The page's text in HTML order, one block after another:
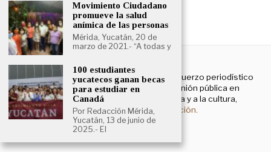
NOSOTROS
El Cronista Yucatán es un esfuerzo periodístico
enfocado a contribuir a la opinión pública en
temas que atañen a la política y a la cultura,
principalmente. Más información.
Movimiento Ciudadano
promueve la salud
anímica de las personas
Mérida, Yucatán, 20 de
marzo de 2021.- “A todas y
100 estudiantes
yucatecos ganan becas
para estudiar en
Canadá
Por Redacción Mérida,
Yucatán, 13 de junio de
2025.- El